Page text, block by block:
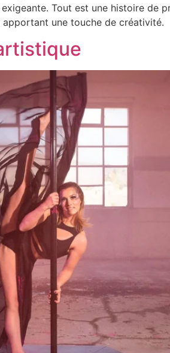
Tout est une histoire de
une touche de créativité.